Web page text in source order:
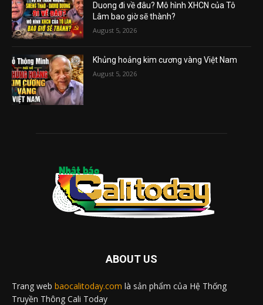
Duong đi về đâu? Mô hình XHCN của Tô
Lâm bao giờ sẽ thành?
August 5, 2026
Khủng hoảng kim cương vàng Việt Nam
August 5, 2026
ABOUT US
Trang web baocalitoday.com là sản phẩm của Hệ Thống
Truyền Thông Cali Today